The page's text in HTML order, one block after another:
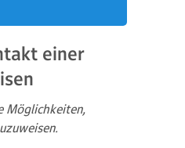
einer
Möglichkeiten,